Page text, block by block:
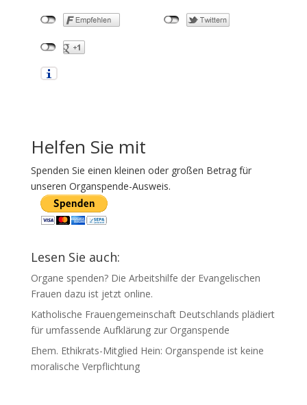
Helfen Sie mit
Spenden Sie einen kleinen oder großen Betrag für
unseren Organspende-Ausweis.
Lesen Sie auch:
Organe spenden? Die Arbeitshilfe der Evangelischen
Frauen dazu ist jetzt online.
Katholische Frauengemeinschaft Deutschlands plädiert
für umfassende Aufklärung zur Organspende
Ehem. Ethikrats-Mitglied Hein: Organspende ist keine
moralische Verpflichtung